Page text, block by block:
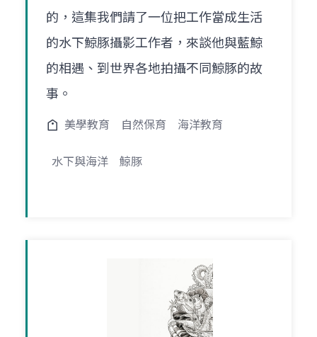
的，這集我們請了一位把工作當成生活
的水下鯨豚攝影工作者，來談他與藍鯨
的相遇、到世界各地拍攝不同鯨豚的故
事。
美學教育 自然保育 海洋教育
水下與海洋 鯨豚